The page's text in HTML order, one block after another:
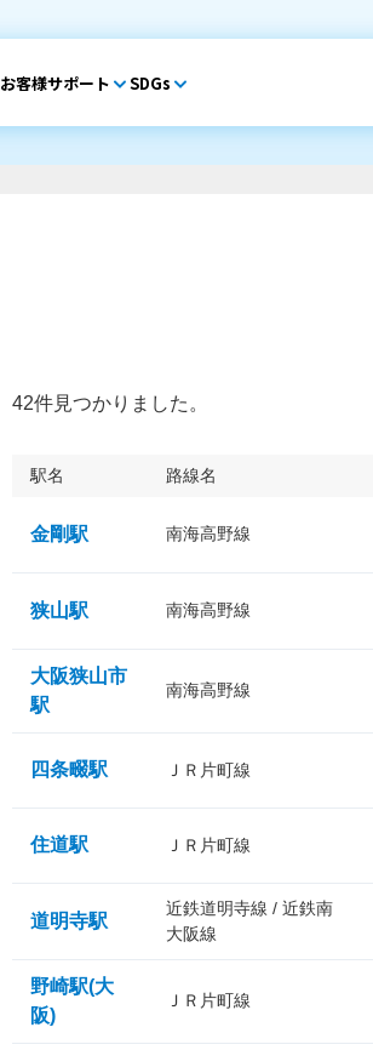
お客様サポート SDGs
42件見つかりました。
駅名 路線名
金剛駅 南海高野線
狭山駅 南海高野線
大阪狭山市
駅
南海高野線
四条畷駅 ＪＲ片町線
住道駅 ＪＲ片町線
道明寺駅
近鉄道明寺線 / 近鉄南
大阪線
野崎駅(大
阪)
ＪＲ片町線